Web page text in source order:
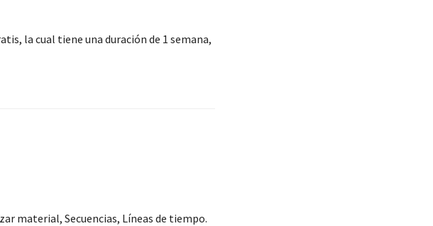
la cual tiene una duración de 1 semana,
material, Secuencias, Líneas de tiempo.